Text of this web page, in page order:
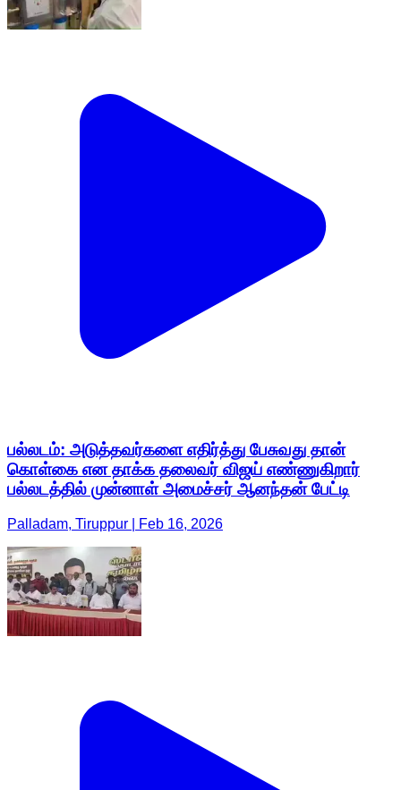
பல்லடம்: அடுத்தவர்களை எதிர்த்து பேசுவது தான்
கொள்கை என தாக்க தலைவர் விஜய் எண்ணுகிறார்
பல்லடத்தில் முன்னாள் அமைச்சர் ஆனந்தன் பேட்டி
Palladam, Tiruppur | Feb 16, 2026